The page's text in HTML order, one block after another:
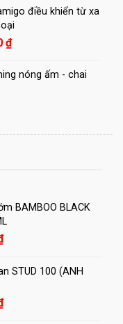
tại
là:
800.000 ₫.
điều khiển từ xa
₫Giá
tạinóng ấm - chai
BAMBOO BLACK
Giá
tại
420.000 ₫.
STUD 100 (ANH
Giá